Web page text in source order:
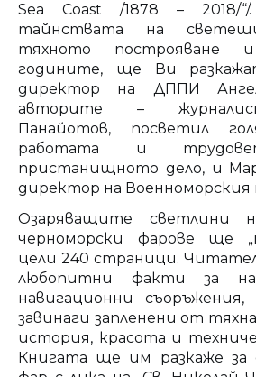
Sea Coast /1878 –
тайнствата на
тяхното построяване
годините, ще Ви
директор на ДППИ
авторите –
Панайотов, посветил
работата и
пристанищното дело, и
директор на Военноморския
Озаряващите светлини
черноморски фарове ще
цели 240 страници.
любопитни факти за
навигационни
завинаги запленени от
история, красота и
Книгата ще им разкаже за